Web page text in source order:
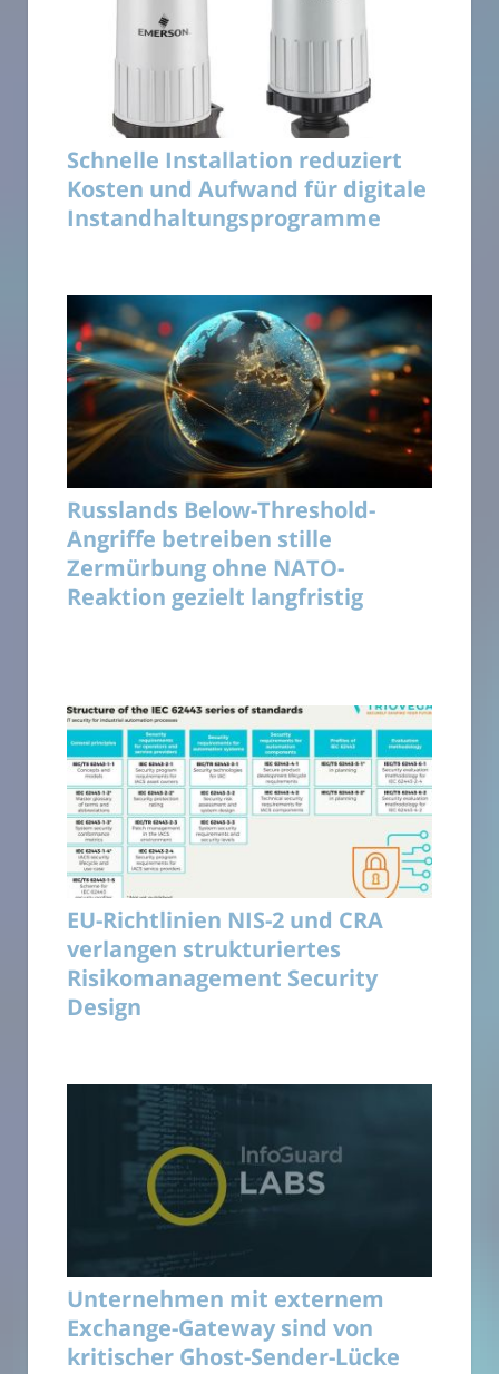
Schnelle Installation reduziert
Kosten und Aufwand für digitale
Instandhaltungsprogramme
Russlands Below-Threshold-
Angriffe betreiben stille
Zermürbung ohne NATO-
Reaktion gezielt langfristig
EU-Richtlinien NIS-2 und CRA
verlangen strukturiertes
Risikomanagement Security
Design
Unternehmen mit externem
Exchange-Gateway sind von
kritischer Ghost-Sender-Lücke